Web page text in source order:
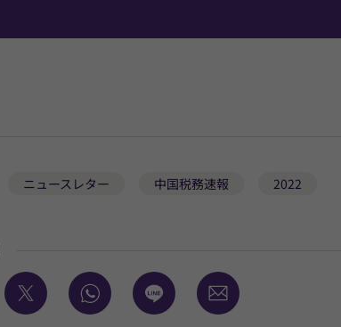
ニュースレター 中国税務速報 2022